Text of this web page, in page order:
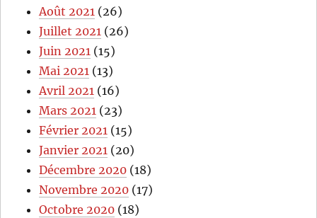
Août 2021 (26)
Juillet 2021 (26)
Juin 2021 (15)
Mai 2021 (13)
Avril 2021 (16)
Mars 2021 (23)
Février 2021 (15)
Janvier 2021 (20)
Décembre 2020 (18)
Novembre 2020 (17)
Octobre 2020 (18)